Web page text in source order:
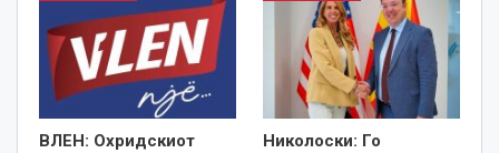
ВЛЕН: Охридскиот
Николоски: Го